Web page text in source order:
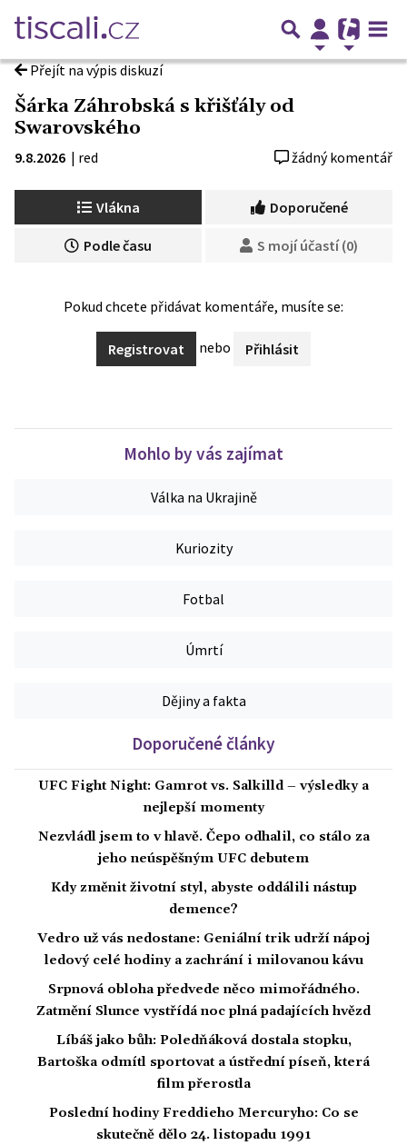
Přejít na výpis diskuzí
Šárka Záhrobská s křišťály od
Swarovského
9.8.2026 | red žádný komentář
Vlákna Doporučené
Podle času S mojí účastí (0)
Pokud chcete přidávat komentáře, musíte se:
Registrovat nebo Přihlásit
Mohlo by vás zajímat
Válka na Ukrajině
Kuriozity
Fotbal
Úmrtí
Dějiny a fakta
Doporučené články
UFC Fight Night: Gamrot vs. Salkilld – výsledky a
nejlepší momenty
Nezvládl jsem to v hlavě. Čepo odhalil, co stálo za
jeho neúspěšným UFC debutem
Kdy změnit životní styl, abyste oddálili nástup
demence?
Vedro už vás nedostane: Geniální trik udrží nápoj
ledový celé hodiny a zachrání i milovanou kávu
Srpnová obloha předvede něco mimořádného.
Zatmění Slunce vystřídá noc plná padajících hvězd
Líbáš jako bůh: Poledňáková dostala stopku,
Bartoška odmítl sportovat a ústřední píseň, která
film přerostla
Poslední hodiny Freddieho Mercuryho: Co se
skutečně dělo 24. listopadu 1991